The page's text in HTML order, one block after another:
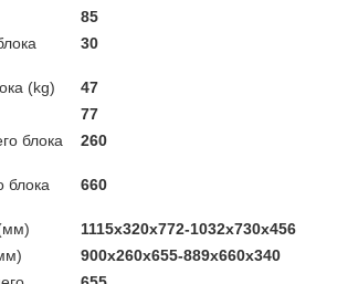
85
30
(kg)
47
77
блока
260
блока
660
1115x320x772-1032x730x456
900x260x655-889x660x340